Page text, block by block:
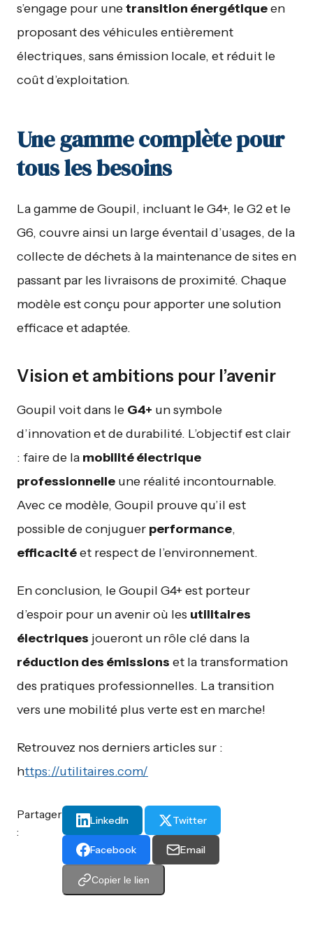
s’engage pour unetransition énergétiqueen
proposant des véhicules entièrement
électriques, sans émission locale, et réduit le
coût d’exploitation.
Une gamme complète pour
tous les besoins
La gamme de Goupil, incluant le G4+, le G2 et le
G6, couvre ainsi un large éventail d’usages, de la
collecte de déchets à la maintenance de sites en
passant par les livraisons de proximité. Chaque
modèle est conçu pour apporter une solution
efficace et adaptée.
Vision et ambitions pour l’avenir
Goupil voit dans le G4+ un symbole
d’innovation et de durabilité. L’objectif est clair
: faire de la mobilité électrique
professionnelle une réalité incontournable.
Avec ce modèle, Goupil prouve qu’il est
possible de conjuguer performance,
efficacitéet respect de l’environnement.
En conclusion, le Goupil G4+ est porteur
d’espoir pour un avenir où les utilitaires
électriques joueront un rôle clé dans la
réduction des émissions et la transformation
des pratiques professionnelles. La transition
vers une mobilité plus verte est en marche!
Retrouvez nos derniers articles sur :
https://utilitaires.com/
Partager
:
LinkedIn Twitter
Facebook Email
Copier le lien